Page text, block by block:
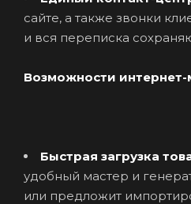
сайте, а также звонки
и вся переписка
Возможности интернет-
Быстрая загрузка
удобный мастер и
или предложит